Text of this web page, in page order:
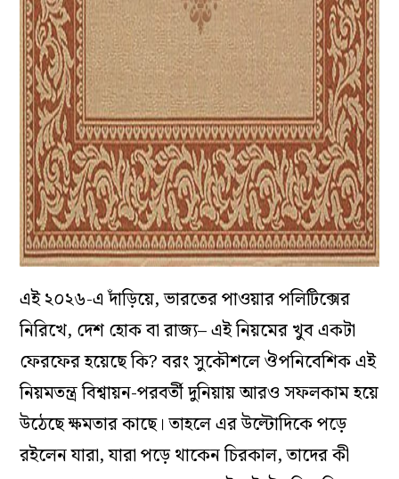
এই ২০২৬-এ দাঁড়িয়ে, ভারতের পাওয়ার পলিটিক্সের
নিরিখে, দেশ হোক বা রাজ্য– এই নিয়মের খুব একটা
ফেরফের হয়েছে কি? বরং সুকৌশলে ঔপনিবেশিক এই
নিয়মতন্ত্র বিশ্বায়ন-পরবর্তী দুনিয়ায় আরও সফলকাম হয়ে
উঠেছে ক্ষমতার কাছে। তাহলে এর উল্টোদিকে পড়ে
রইলেন যারা, যারা পড়ে থাকেন চিরকাল, তাদের কী